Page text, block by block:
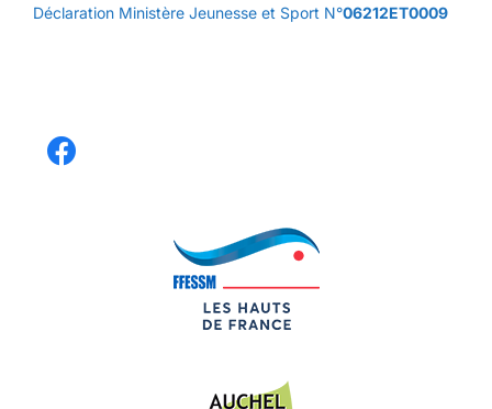
Déclaration Ministère Jeunesse et Sport N°06212ET0009